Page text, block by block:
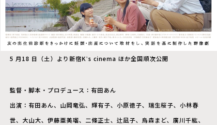
5 ⽉18 ⽇（⼟）より新宿Kʼs cinema ほか全国順次公開
監督・脚本・プロデュース：有⽥あん
出演：有⽥あん、⼭岡⻯弘、輝有⼦、⼩原徳⼦、瑞⽣桜⼦、⼩林春
世、⼤⼭⼤、伊藤亜美瑠、⼆條正⼠、辻凪⼦、烏森まど、廣川千紘、